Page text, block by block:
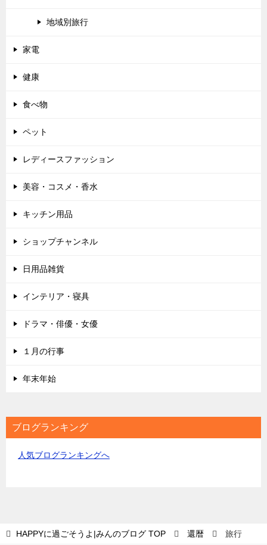
地域別旅行
家電
健康
食べ物
ペット
レディースファッション
美容・コスメ・香水
キッチン用品
ショップチャンネル
日用品雑貨
インテリア・寝具
ドラマ・俳優・女優
１月の行事
年末年始
ブログランキング
人気ブログランキングへ
HAPPYに過ごそうよ|みんのブログ TOP 還暦 旅行